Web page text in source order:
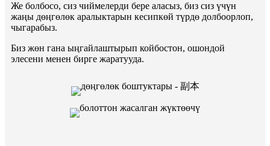
Же болбосо, сиз чиймелерди бере аласыз, биз сиз үчүн
жаңы дөңгөлөк аралыктарын кесипкөй түрдө долбоорлоп,
чыгарабыз.
Биз жөн гана ыңгайлаштырып койбостон, ошондой
элесени менен бирге жаратууда.